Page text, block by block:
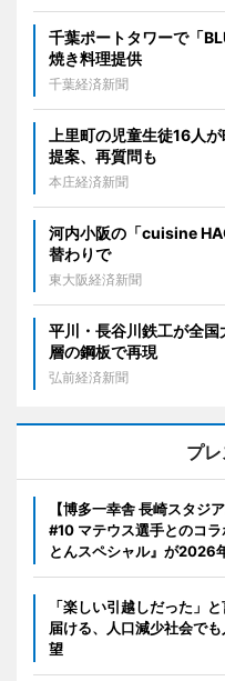
千葉ポートタワーで「
焼き料理提供
千葉経済新聞
上里町の児童生徒16人
提案、再質問も
本庄経済新聞
河内小阪の「cuisine
替わりで
東大阪経済新聞
平川・長谷川鉄工が全
層の鋼板で再現
弘前経済新聞
プ
【博多一幸舎 長崎スタジ
#10 マテウス選手とのコ
とんスペシャル』が2026
「楽しい引越しだった」
届ける、人口減少社会で
望